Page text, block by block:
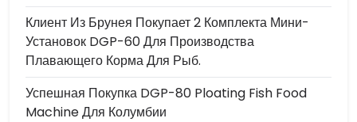
Клиент Из Брунея Покупает 2 Комплекта Мини-
Установок DGP-60 Для Производства
Плавающего Корма Для Рыб.
Успешная Покупка DGP-80 Ploating Fish Food
Machine Для Колумбии